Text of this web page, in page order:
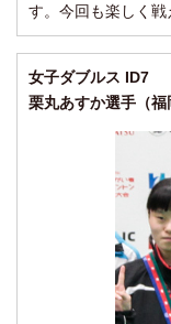
す。今回も楽しく戦
女子ダブルス ID7
栗丸あすか選手（